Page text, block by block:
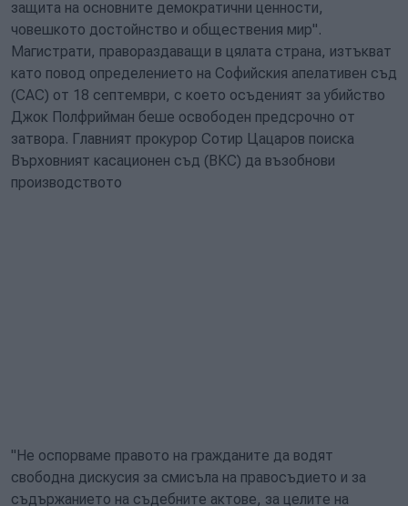
защита на основните демократични ценности,
човешкото достойнство и обществения мир".
Магистрати, правораздаващи в цялата страна, изтъкват
като повод определението на Софийския апелативен съд
(САС) от 18 септември, с което осъденият за убийство
Джок Полфрийман беше освободен предсрочно от
затвора. Главният прокурор Сотир Цацаров поиска
Върховният касационен съд (ВКС) да възобнови
производството
"Не оспорваме правото на гражданите да водят
свободна дискусия за смисъла на правосъдието и за
съдържанието на съдебните актове, за целите на